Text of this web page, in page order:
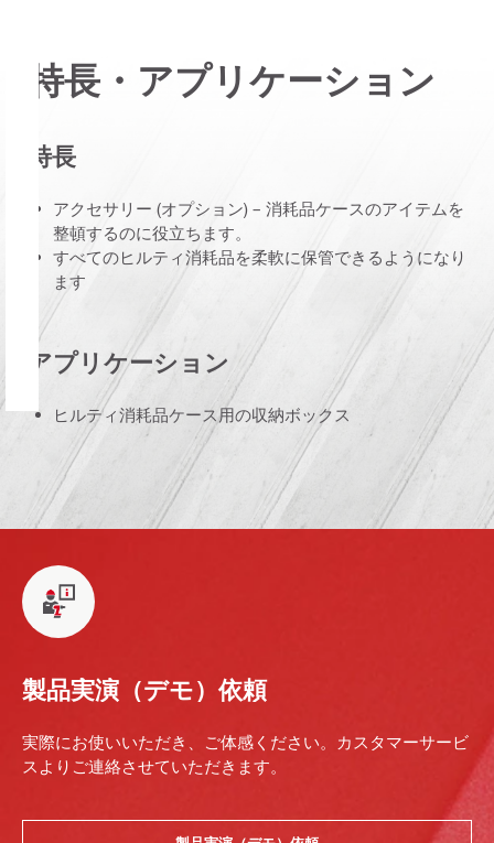
特長・アプリケーション
特長
アクセサリー (オプション) – 消耗品ケースのアイテムを
整頓するのに役立ちます。
すべてのヒルティ消耗品を柔軟に保管できるようになり
ます
アプリケーション
ヒルティ消耗品ケース用の収納ボックス
製品実演（デモ）依頼
実際にお使いいただき、ご体感ください。カスタマーサービ
スよりご連絡させていただきます。